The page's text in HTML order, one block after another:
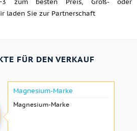
zum besten Preis, Groß- oder
laden Sie zur Partnerschaft
FÜR DEN VERKAUF
Magnesium-Marke
Magnesium-Marke